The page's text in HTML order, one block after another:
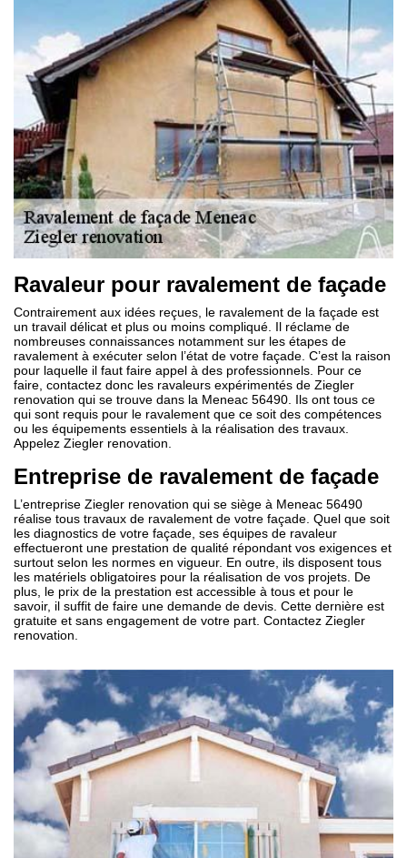
Ravaleur pour ravalement de façade
Contrairement aux idées reçues, le ravalement de la façade est
un travail délicat et plus ou moins compliqué. Il réclame de
nombreuses connaissances notamment sur les étapes de
ravalement à exécuter selon l’état de votre façade. C’est la raison
pour laquelle il faut faire appel à des professionnels. Pour ce
faire, contactez donc les ravaleurs expérimentés de Ziegler
renovation qui se trouve dans la Meneac 56490. Ils ont tous ce
qui sont requis pour le ravalement que ce soit des compétences
ou les équipements essentiels à la réalisation des travaux.
Appelez Ziegler renovation.
Entreprise de ravalement de façade
L’entreprise Ziegler renovation qui se siège à Meneac 56490
réalise tous travaux de ravalement de votre façade. Quel que soit
les diagnostics de votre façade, ses équipes de ravaleur
effectueront une prestation de qualité répondant vos exigences et
surtout selon les normes en vigueur. En outre, ils disposent tous
les matériels obligatoires pour la réalisation de vos projets. De
plus, le prix de la prestation est accessible à tous et pour le
savoir, il suffit de faire une demande de devis. Cette dernière est
gratuite et sans engagement de votre part. Contactez Ziegler
renovation.